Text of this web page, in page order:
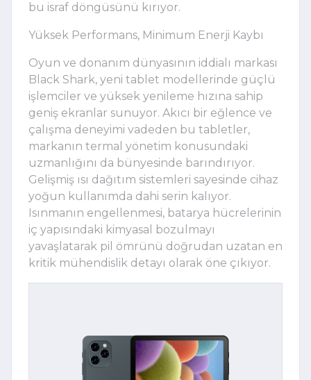
bu israf döngüsünü kırıyor.
Yüksek Performans, Minimum Enerji Kaybı
Oyun ve donanım dünyasının iddialı markası
Black Shark, yeni tablet modellerinde güçlü
işlemciler ve yüksek yenileme hızına sahip
geniş ekranlar sunuyor. Akıcı bir eğlence ve
çalışma deneyimi vadeden bu tabletler,
markanın termal yönetim konusundaki
uzmanlığını da bünyesinde barındırıyor.
Gelişmiş ısı dağıtım sistemleri sayesinde cihaz
yoğun kullanımda dahi serin kalıyor.
Isınmanın engellenmesi, batarya hücrelerinin
iç yapısındaki kimyasal bozulmayı
yavaşlatarak pil ömrünü doğrudan uzatan en
kritik mühendislik detayı olarak öne çıkıyor.